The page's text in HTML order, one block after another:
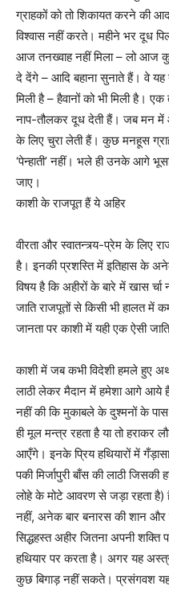
ग्राहकों को तो शिकायत करने की
विश्वास नहीं करते। महीने भर दूध
आज तनख्वाह नहीं मिला – लो
दे देंगे – आदि बहाना सुनाते हैं। वे यह
मिली है – हैवानों को भी मिली है।
नाप-तौलकर दूध देती हैं। जब मन में
के लिए चुरा लेती हैं। कुछ मनहूस
‘पेन्हाती’ नहीं। भले ही उनके आगे
जाए।
काशी के राजपूत हैं ये अहिर
वीरता और स्वातन्त्र्य-प्रेम के लिए
है। इनकी प्रशस्ति में इतिहास के
विषय है कि अहीरों के बारे में खास
जाति राजपूतों से किसी भी हालत में
जानता पर काशी में यही एक ऐसी
काशी में जब कभी विदेशी हमले हुए
लाठी लेकर मैदान में हमेशा आगे आये
नहीं की कि मुकाबले के दुश्मनों के
ही मूल मन्त्र रहता है या तो हराकर
आएँगे। इनके प्रिय हथियारों में
पकी मिर्जापुरी बाँस की लाठी
लोहे के मोटे आवरण से जड़ा रहता है)
नहीं, अनेक बार बनारस की शान और
सिद्धहस्त अहीर जितना अपनी
हथियार पर करता है। अगर यह
कुछ बिगाड़ नहीं सकते। प्रसंगवश